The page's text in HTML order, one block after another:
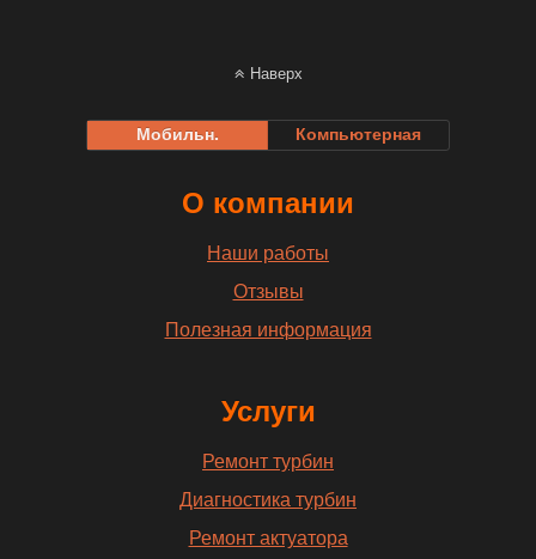
Наверх
Мобильн. Компьютерная
О компании
Наши работы
Отзывы
Полезная информация
Услуги
Ремонт турбин
Диагностика турбин
Ремонт актуатора